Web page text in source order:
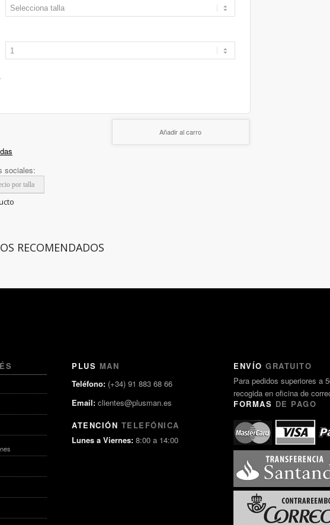
Añadir al carro
sociales:
por talla
RECOMENDADOS
PLUS MAN
Teléfono: (+34) 91 883 68 66
Email: clientes@plusman.es
ATENCIÓN TELEFÓNICA
Lunes a Viernes: 8:00 a 14:00
ENVÍO GRATUITO
Para pedidos superiores a
recogida en oficina de
FORMAS DE PAGO